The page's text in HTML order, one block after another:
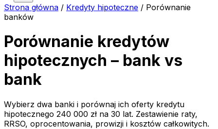
Strona główna / Kredyty hipoteczne / Porównanie
banków
Porównanie kredytów
hipotecznych – bank vs
bank
Wybierz dwa banki i porównaj ich oferty kredytu
hipotecznego 240 000 zł na 30 lat. Zestawienie raty,
RRSO, oprocentowania, prowizji i kosztów całkowitych.